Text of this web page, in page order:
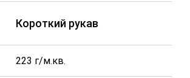
Короткий рукав
223 г/м.кв.